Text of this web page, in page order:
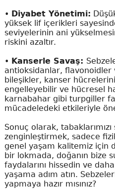
• Diyabet Yönetimi:
yüksek lif içerikleri
seviyelerinin ani
riskini azaltır.
• Kanserle Savaş:
antioksidanlar,
bileşikler, kanser
engelleyebilir ve hücresel
karnabahar gibi turpgiller
mücadeledeki etkileriyle
Sonuç olarak,
zenginleştirmek, sadece
genel yaşam kalitemiz için
bir lokmada, doğanın bize
faydalarını hissedin ve
yaşama adım atın.
yapmaya hazır mısınız?